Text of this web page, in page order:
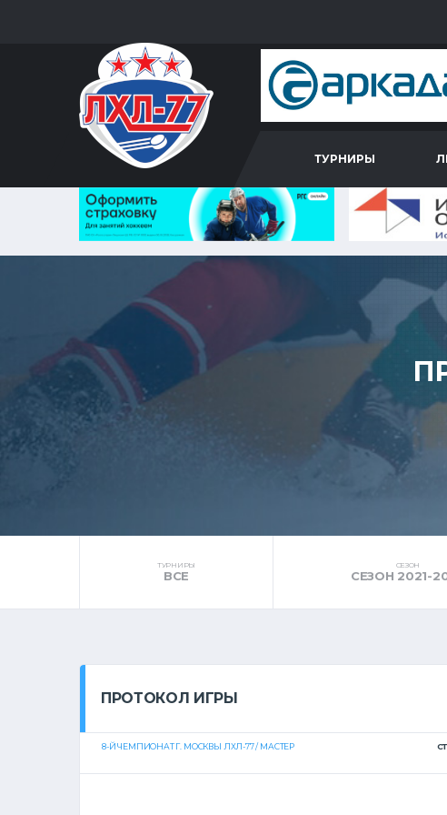
ТУРНИРЫ
ТУРНИРЫ
ВСЕ
СЕЗОН
СЕЗОН 2021-
ПРОТОКОЛ ИГРЫ
8-Й ЧЕМПИОНАТ Г. МОСКВЫ ЛХЛ-77 / МАСТЕР